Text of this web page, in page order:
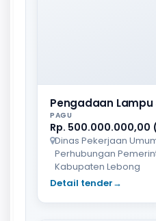
Pengadaan Lampu
PAGU
Rp. 500.000.000,00
Dinas Pekerjaan
Perhubungan
Kabupaten Lebong
Detail tender→